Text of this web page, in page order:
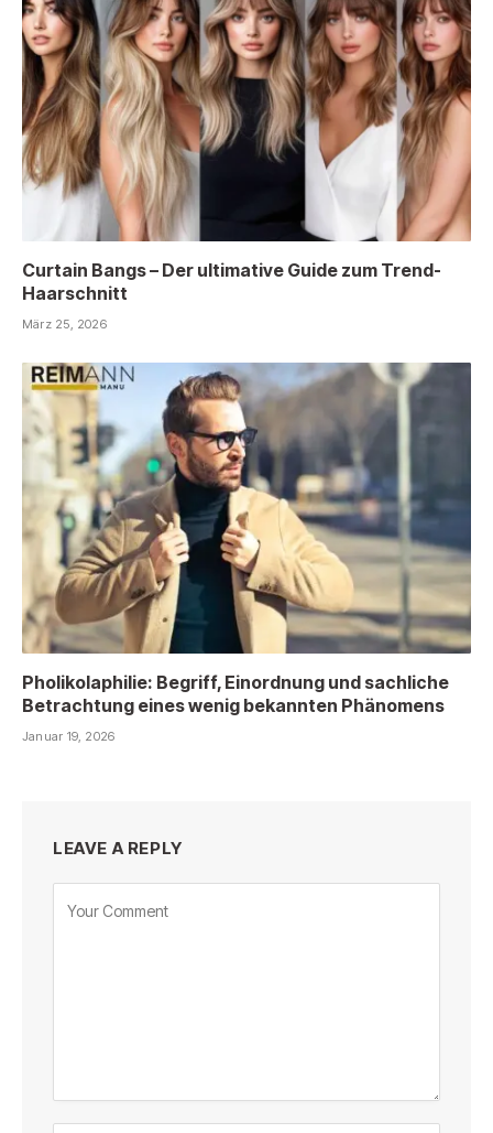
Curtain Bangs – Der ultimative Guide zum Trend-
Haarschnitt
März 25, 2026
Pholikolaphilie: Begriff, Einordnung und sachliche
Betrachtung eines wenig bekannten Phänomens
Januar 19, 2026
LEAVE A REPLY